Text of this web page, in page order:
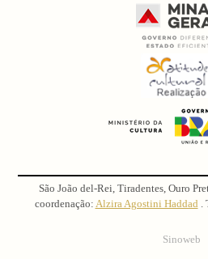
São João del-Rei, Tiradentes, Ouro
coordenação: Alzira Agostini Haddad .
Sinoweb